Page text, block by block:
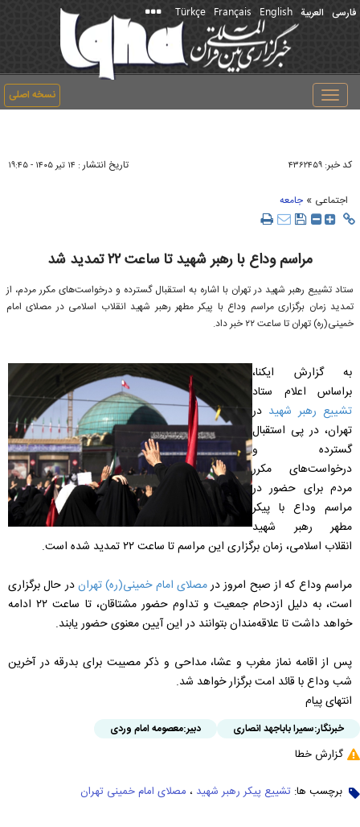
فارسی العربیة English
Français
Türkçe
نسخه اصلی
Toggle
navigation
کد خبر: ۴۳۶۲۴۵۹ تاریخ انتشار : ۱۴ تير ۱۴۰۵ - ۱۹:۴۵
اجتماعی » جامعه
مراسم وداع با رهبر شهید تا ساعت ۲۲ تمدید شد
ستاد تشییع رهبر شهید در تهران با اشاره به استقبال گسترده و درخواست‌های مکرر مردم، از
تمدید زمان برگزاری مراسم وداع با پیکر مطهر رهبر شهید انقلاب اسلامی در مصلای امام
خمینی(ره) تهران تا ساعت ۲۲ خبر داد.
به گزارش ایکنا،
براساس اعلام ستاد
تشییع رهبر شهید در
تهران، در پی استقبال
گسترده و
درخواست‌های مکرر
مردم برای حضور در
مراسم وداع با پیکر
مطهر رهبر شهید
انقلاب اسلامی، زمان برگزاری این مراسم تا ساعت ۲۲ تمدید شده است.
مراسم وداع که از صبح امروز درمصلای امام خمینی(ره) تهراندر حال برگزاری
است، به دلیل ازدحام جمعیت و تداوم حضور مشتاقان، تا ساعت ۲۲ ادامه
خواهد داشت تا علاقه‌مندان بتوانند در این آیین معنوی حضور یابند.
پس از اقامه نماز مغرب و عشا، مداحی و ذکر مصیبت برای بدرقه در آخرین
شب وداع با قائد امت برگزار خواهد شد.
انتهای پیام
خبرنگار:سمیرا باباجهد انصاری دبیر:معصومه امام وردی
گزارش خطا
برچسب ها: تشییع پیکر رهبر شهید ، مصلای امام خمینی تهران